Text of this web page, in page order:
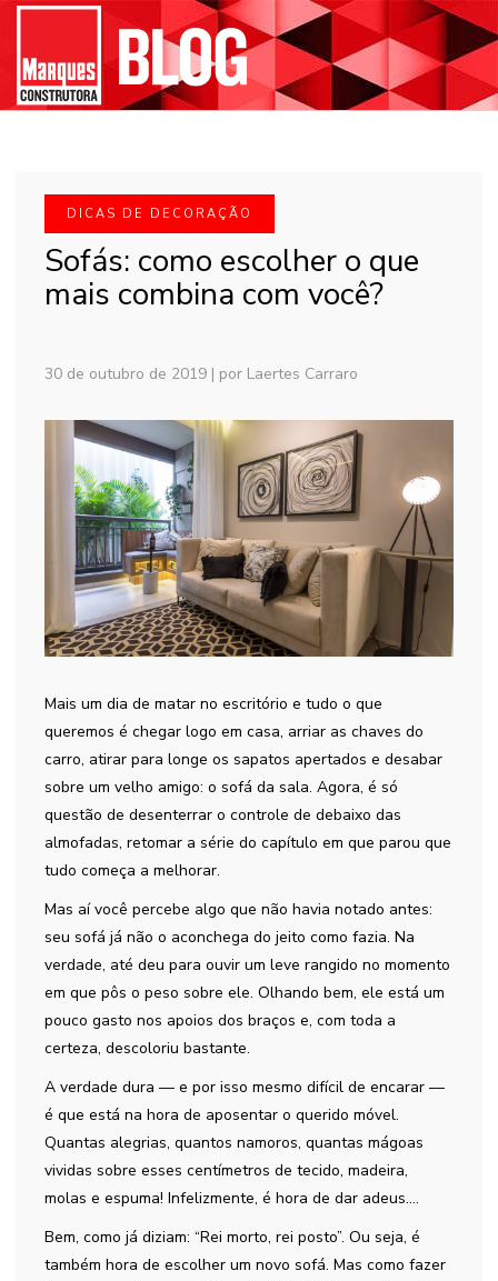
DICAS DE DECORAÇÃO
Sofás: como escolher o que
mais combina com você?
30 de outubro de 2019 | por Laertes Carraro
Mais um dia de matar no escritório e tudo o que
queremos é chegar logo em casa, arriar as chaves do
carro, atirar para longe os sapatos apertados e desabar
sobre um velho amigo: o sofá da sala. Agora, é só
questão de desenterrar o controle de debaixo das
almofadas, retomar a série do capítulo em que parou que
tudo começa a melhorar.
Mas aí você percebe algo que não havia notado antes:
seu sofá já não o aconchega do jeito como fazia. Na
verdade, até deu para ouvir um leve rangido no momento
em que pôs o peso sobre ele. Olhando bem, ele está um
pouco gasto nos apoios dos braços e, com toda a
certeza, descoloriu bastante.
A verdade dura — e por isso mesmo difícil de encarar —
é que está na hora de aposentar o querido móvel.
Quantas alegrias, quantos namoros, quantas mágoas
vividas sobre esses centímetros de tecido, madeira,
molas e espuma! Infelizmente, é hora de dar adeus….
Bem, como já diziam: “Rei morto, rei posto”. Ou seja, é
também hora de escolher um novo sofá. Mas como fazer